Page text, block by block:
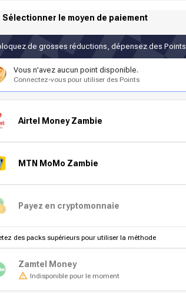
Sélectionner le moyen de paiement
de grosses réductions, dépensez des Points
Vous n'avez aucun point disponible.
Connectez-vous pour utiliser des Points
Airtel Money Zambie
MTN MoMo Zambie
Payez en cryptomonnaie
des packs supérieurs pour utiliser la méthode
Zamtel Money
Indisponible pour le moment